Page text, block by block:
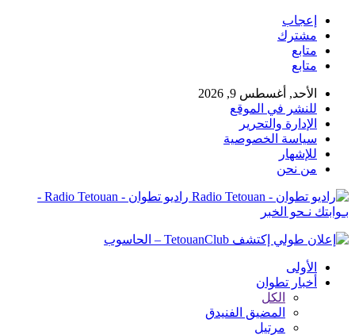
إعجاب
مشترك
متابع
متابع
الأحد, أغسطس 9, 2026
للنشر في الموقع
الإدارة والتحرير
سياسة الخصوصية
للإشهار
من نحن
راديو تطوان - Radio Tetouan -
بـوابتك نـحو الخبر
الأولى
أخبار تطوان
الكل
المضيق الفنيدق
مرتيل